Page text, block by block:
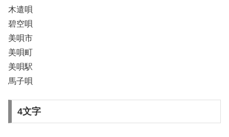
木遣唄
碧空唄
美唄市
美唄町
美唄駅
馬子唄
4文字